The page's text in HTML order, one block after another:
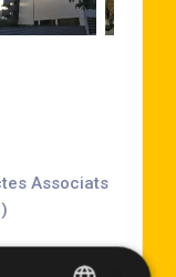
Associats